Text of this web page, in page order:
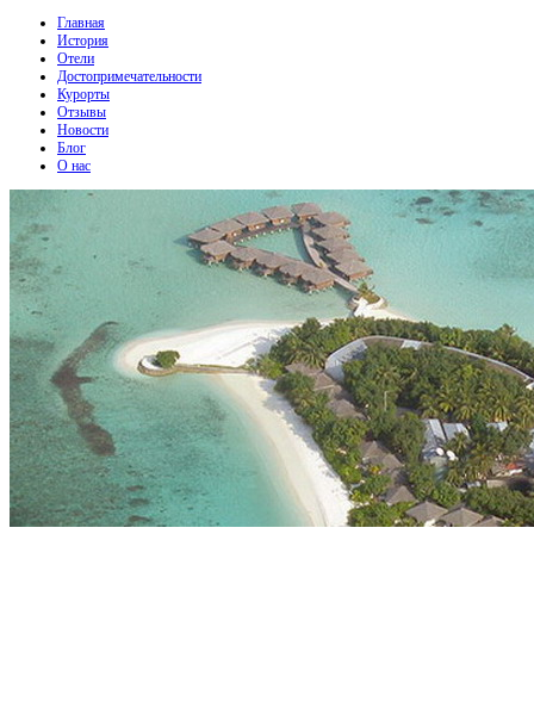
Главная
История
Отели
Достопримечательности
Курорты
Отзывы
Новости
Блог
О нас